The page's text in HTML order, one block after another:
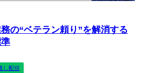
の“ベテラン頼り”を解消する
し配信